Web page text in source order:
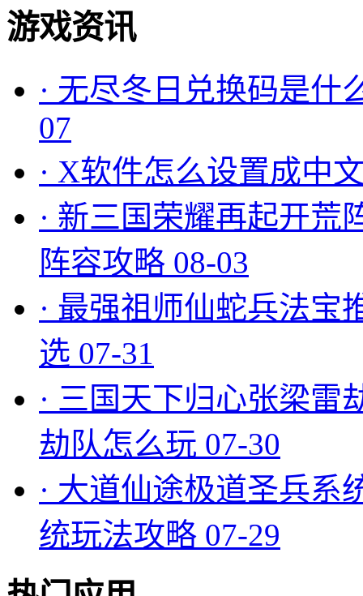
游戏资讯
· 无尽冬日兑换码是什
07
· X软件怎么设置成中
· 新三国荣耀再起开荒
阵容攻略 08-03
· 最强祖师仙蛇兵法宝
选 07-31
· 三国天下归心张梁雷
劫队怎么玩 07-30
· 大道仙途极道圣兵系
统玩法攻略 07-29